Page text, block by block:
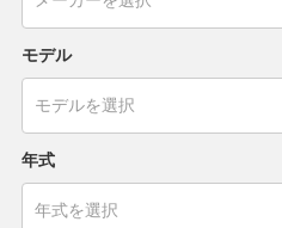
モデル
年式